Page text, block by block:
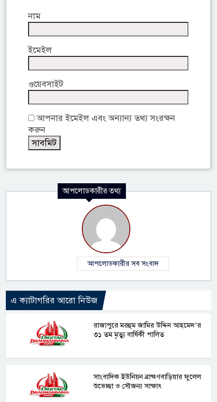
নাম
ইমেইল
ওয়েবসাইট
আপনার ইমেইল এবং অন্যান্য তথ্য সংরক্ষন
করুন
আপলোডকারীর তথ্য
আপলোডকারীর সব সংবাদ
এ ক্যাটাগরির আরো নিউজ
রাজাপুরে মরহুম জামির উদ্দিন আহমেদ’র
৩১ তম মৃত্যু বার্ষিকী পালিত
সাংবাদিক ইউনিয়ন ব্রাহ্মণবাড়িয়ার ফুলেল
শুভেচ্ছা ও সৌজন্য সাক্ষাৎ